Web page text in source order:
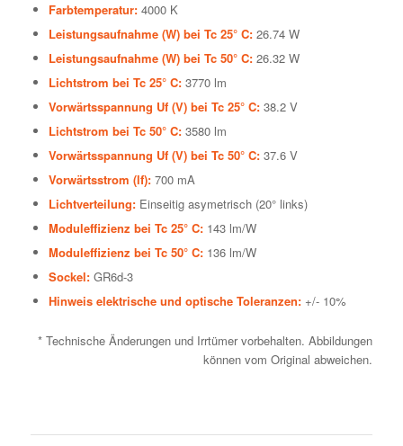
Farbtemperatur: 4000 K
Leistungsaufnahme (W) bei Tc 25° C: 26.74 W
Leistungsaufnahme (W) bei Tc 50° C: 26.32 W
Lichtstrom bei Tc 25° C: 3770 lm
Vorwärtsspannung Uf (V) bei Tc 25° C: 38.2 V
Lichtstrom bei Tc 50° C: 3580 lm
Vorwärtsspannung Uf (V) bei Tc 50° C: 37.6 V
Vorwärtsstrom (lf): 700 mA
Lichtverteilung: Einseitig asymetrisch (20° links)
Moduleffizienz bei Tc 25° C: 143 lm/W
Moduleffizienz bei Tc 50° C: 136 lm/W
Sockel: GR6d-3
Hinweis elektrische und optische Toleranzen: +/- 10%
* Technische Änderungen und Irrtümer vorbehalten. Abbildungen
können vom Original abweichen.